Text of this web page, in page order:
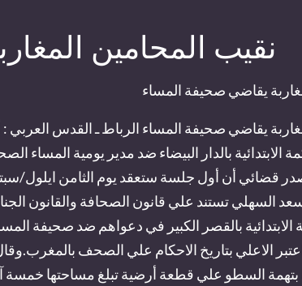
نقيب المحامين
يقاضي صحيفة المساء
يقاضي صحيفة المساء الرباط ـ القدس العربي
الابتدائية بالدار البيضاء ضد مدير يومية المساء
قضائي أن أول جلسة ستعقد يوم الثامن ايلول/
واعتبر الاعلي بتاريخ الاحكام علي الصحف
بتهمة السطو علي قطعة أرضية تبلغ مساحتها